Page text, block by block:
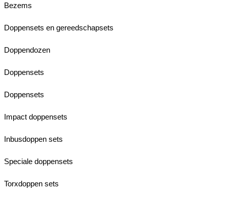
Bezems
Doppensets en gereedschapsets
Doppendozen
Doppensets
Doppensets
Impact doppensets
Inbusdoppen sets
Speciale doppensets
Torxdoppen sets